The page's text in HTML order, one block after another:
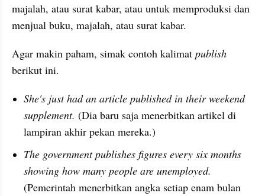
majalah, atau surat kabar, atau untuk memproduksi dan
menjual buku, majalah, atau surat kabar.
Agar makin paham, simak contoh kalimat publish
berikut ini.
She's just had an article published in their weekend
supplement. (Dia baru saja menerbitkan artikel di
lampiran akhir pekan mereka.)
The government publishes figures every six months
(Pemerintah menerbitkan angka setiap enam bulan